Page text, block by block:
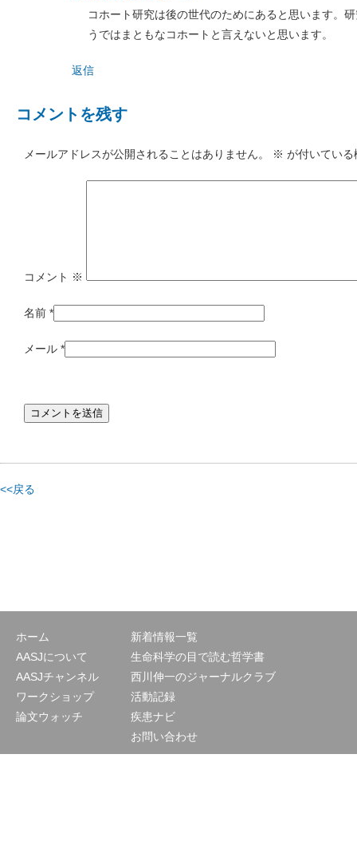
コホート研究は後の世代のためにあると思います。
うではまともなコホートと言えないと思います。
返信
コメントを残す
メールアドレスが公開されることはありません。 ※ が付いてい
コメント ※
名前 *
メール *
<<戻る
ホーム
AASJについて
AASJチャンネル
ワークショップ
論文ウォッチ
新着情報一覧
生命科学の目で読む哲学書
西川伸一のジャーナルクラブ
活動記録
疾患ナビ
お問い合わせ